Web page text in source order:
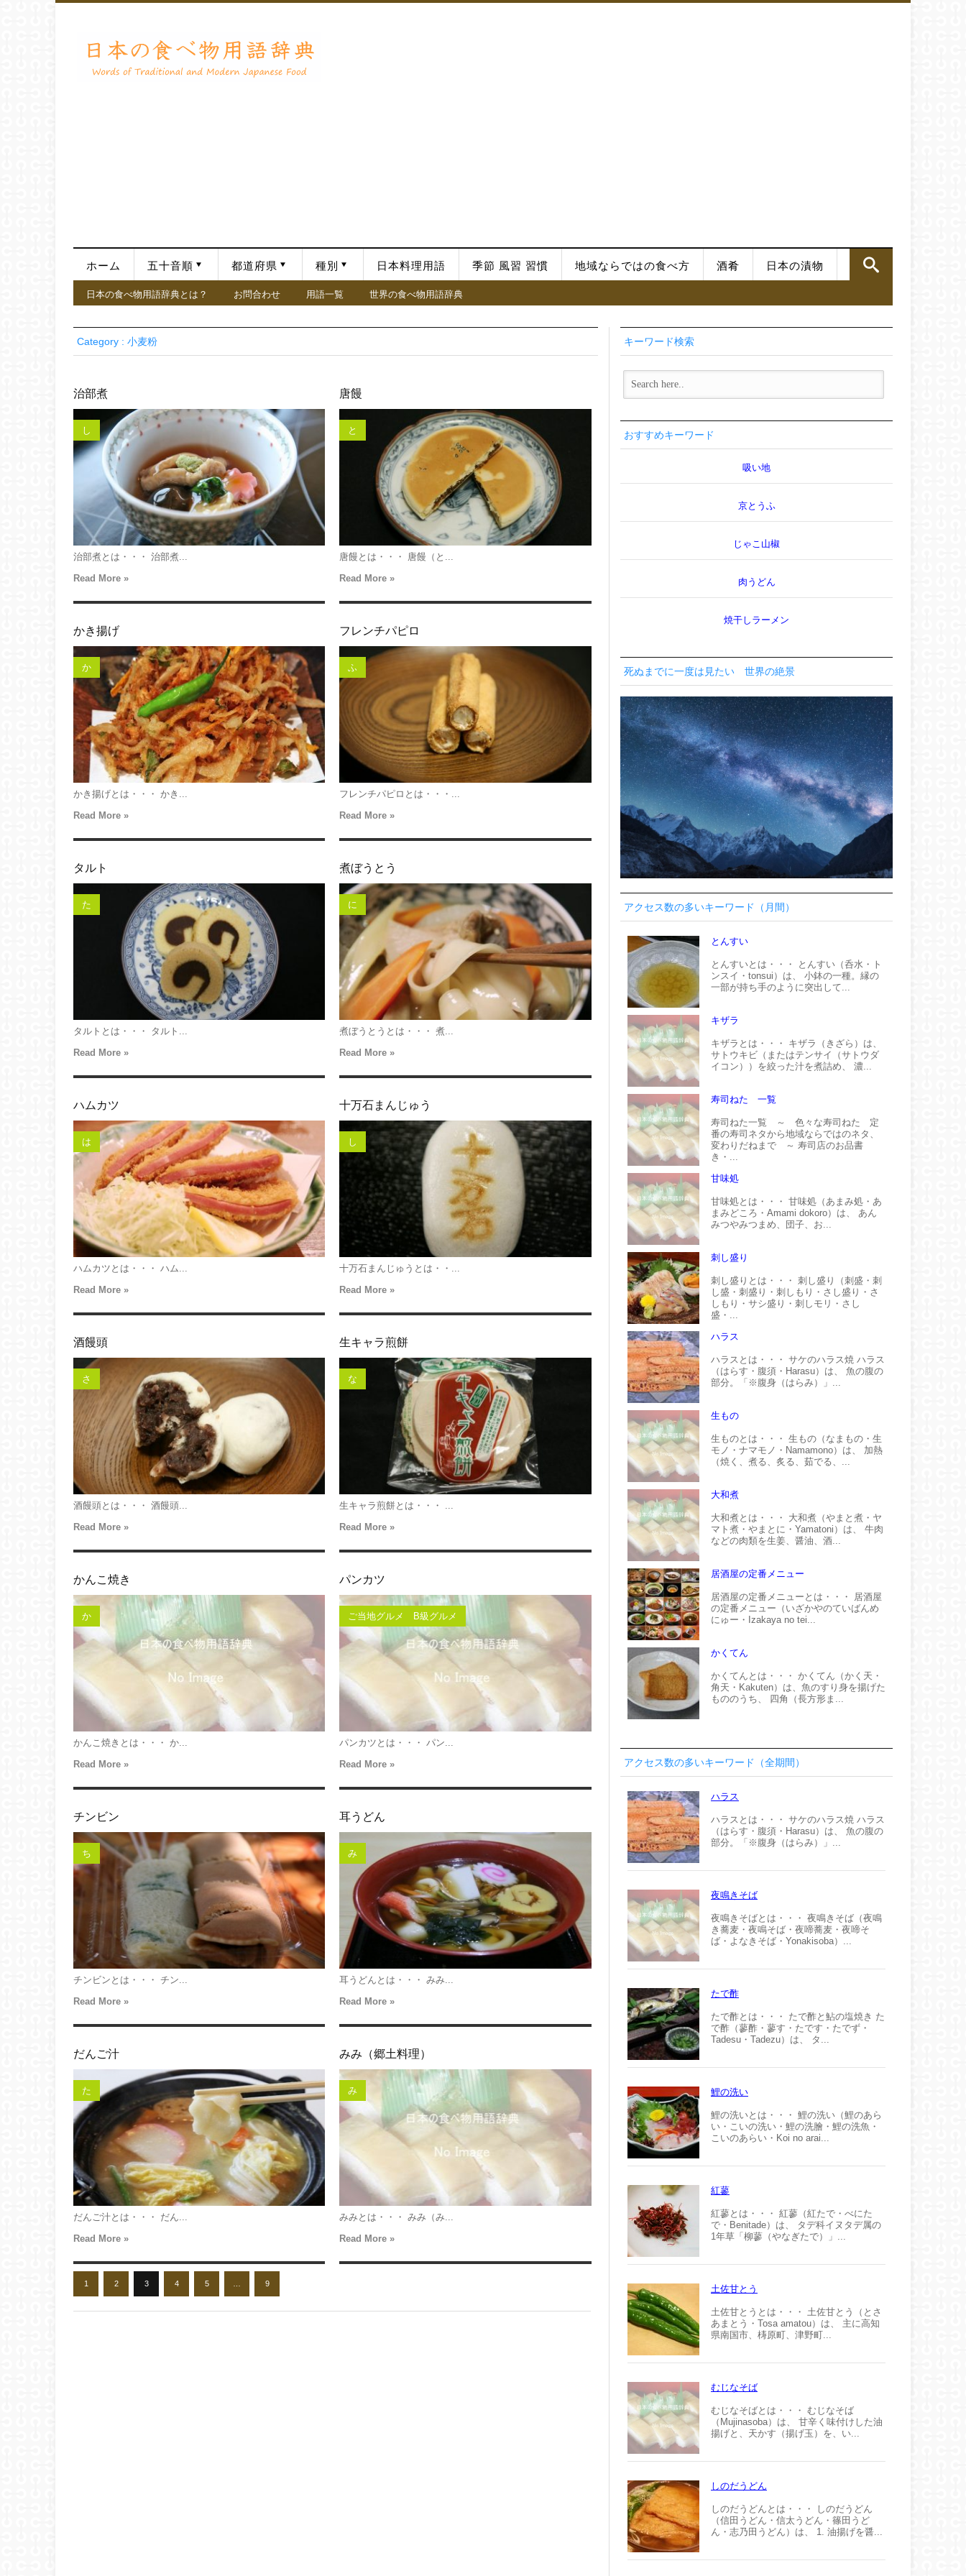
ホーム 五十音順 都道府県 種別 日本料理用語 季節 風習 習慣 地域ならではの食べ方 酒肴 日本の漬物
日本の食べ物用語辞典とは？ お問合わせ 用語一覧 世界の食べ物用語辞典
Category : 小麦粉
治部煮
し
治部煮とは・・・ 治部煮...
Read More »
唐饅
と
唐饅とは・・・ 唐饅（と...
Read More »
かき揚げ
か
かき揚げとは・・・ かき...
Read More »
フレンチパピロ
ふ
フレンチパピロとは・・・...
Read More »
タルト
た
タルトとは・・・ タルト...
Read More »
煮ぼうとう
に
煮ぼうとうとは・・・ 煮...
Read More »
ハムカツ
は
ハムカツとは・・・ ハム...
Read More »
十万石まんじゅう
し
十万石まんじゅうとは・・...
Read More »
酒饅頭
さ
酒饅頭とは・・・ 酒饅頭...
Read More »
生キャラ煎餅
な
生キャラ煎餅とは・・・ ...
Read More »
かんこ焼き
か
かんこ焼きとは・・・ か...
Read More »
パンカツ
ご当地グルメ B級グルメ
パンカツとは・・・ パン...
Read More »
チンビン
ち
チンビンとは・・・ チン...
Read More »
耳うどん
み
耳うどんとは・・・ みみ...
Read More »
だんご汁
た
だんご汁とは・・・ だん...
Read More »
みみ（郷土料理）
み
みみとは・・・ みみ（み...
Read More »
1 2 3 4 5 9
キーワード検索
おすすめキーワード
吸い地
京とうふ
じゃこ山椒
肉うどん
焼干しラーメン
死ぬまでに一度は見たい 世界の絶景
アクセス数の多いキーワード（月間）
とんすい
とんすいとは・・・ とんすい（呑水・ト
ンスイ・tonsui）は、 小鉢の一種。縁の
一部が持ち手のように突出して...
キザラ
キザラとは・・・ キザラ（きざら）は、
サトウキビ（またはテンサイ（サトウダ
イコン））を絞った汁を煮詰め、 濃...
寿司ねた 一覧
寿司ねた一覧 ～ 色々な寿司ねた 定
番の寿司ネタから地域ならではのネタ、
変わりだねまで ～ 寿司店のお品書
き・...
甘味処
甘味処とは・・・ 甘味処（あまみ処・あ
まみどころ・Amami dokoro）は、 あん
みつやみつまめ、団子、お...
刺し盛り
刺し盛りとは・・・ 刺し盛り（刺盛・刺
し盛・刺盛り・刺しもり・さし盛り・さ
しもり・サシ盛り・刺しモリ・さし
盛・...
ハラス
ハラスとは・・・ サケのハラス焼 ハラス
（はらす・腹須・Harasu）は、 魚の腹の
部分。「※腹身（はらみ）」...
生もの
生ものとは・・・ 生もの（なまもの・生
モノ・ナマモノ・Namamono）は、 加熱
（焼く、煮る、炙る、茹でる、...
大和煮
大和煮とは・・・ 大和煮（やまと煮・ヤ
マト煮・やまとに・Yamatoni）は、 牛肉
などの肉類を生姜、醤油、酒...
居酒屋の定番メニュー
居酒屋の定番メニューとは・・・ 居酒屋
の定番メニュー（いざかやのていばんめ
にゅー・Izakaya no tei...
かくてん
かくてんとは・・・ かくてん（かく天・
角天・Kakuten）は、魚のすり身を揚げた
もののうち、 四角（長方形ま...
アクセス数の多いキーワード（全期間）
ハラス
ハラスとは・・・ サケのハラス焼 ハラス
（はらす・腹須・Harasu）は、 魚の腹の
部分。「※腹身（はらみ）」...
夜鳴きそば
夜鳴きそばとは・・・ 夜鳴きそば（夜鳴
き蕎麦・夜鳴そば・夜啼蕎麦・夜啼そ
ば・よなきそば・Yonakisoba）...
たで酢
たで酢とは・・・ たで酢と鮎の塩焼き た
で酢（蓼酢・蓼す・たです・たでず・
Tadesu・Tadezu）は、 タ...
鯉の洗い
鯉の洗いとは・・・ 鯉の洗い（鯉のあら
い・こいの洗い・鯉の洗膾・鯉の洗魚・
こいのあらい・Koi no arai...
紅蓼
紅蓼とは・・・ 紅蓼（紅たで・べにた
で・Benitade）は、 タデ科イヌタデ属の
1年草「柳蓼（やなぎたで）」...
土佐甘とう
土佐甘とうとは・・・ 土佐甘とう（とさ
あまとう・Tosa amatou）は、 主に高知
県南国市、梼原町、津野町...
むじなそば
むじなそばとは・・・ むじなそば
（Mujinasoba）は、 甘辛く味付けした油
揚げと、天かす（揚げ玉）を、い...
しのだうどん
しのだうどんとは・・・ しのだうどん
（信田うどん・信太うどん・篠田うど
ん・志乃田うどん）は、 1. 油揚げを醤...